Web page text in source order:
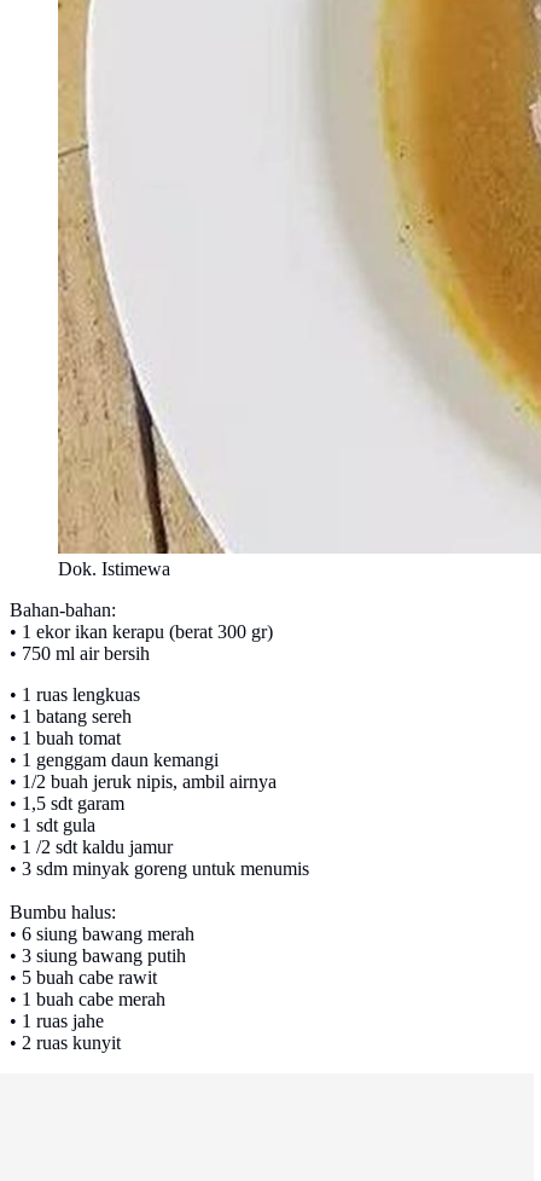
Dok. Istimewa
Bahan-bahan:
• 1 ekor ikan kerapu (berat 300 gr)
• 750 ml air bersih
• 1 ruas lengkuas
• 1 batang sereh
• 1 buah tomat
• 1 genggam daun kemangi
• 1/2 buah jeruk nipis, ambil airnya
• 1,5 sdt garam
• 1 sdt gula
• 1 /2 sdt kaldu jamur
• 3 sdm minyak goreng untuk menumis
Bumbu halus:
• 6 siung bawang merah
• 3 siung bawang putih
• 5 buah cabe rawit
• 1 buah cabe merah
• 1 ruas jahe
• 2 ruas kunyit